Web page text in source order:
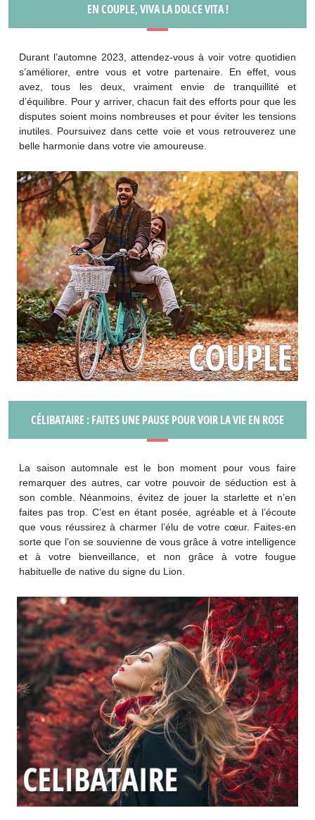
EN COUPLE, VIVA LA DOLCE VITA !
Durant l’automne 2023, attendez-vous à voir votre quotidien
s’améliorer, entre vous et votre partenaire. En effet, vous
avez, tous les deux, vraiment envie de tranquillité et
d’équilibre. Pour y arriver, chacun fait des efforts pour que les
disputes soient moins nombreuses et pour éviter les tensions
inutiles. Poursuivez dans cette voie et vous retrouverez une
belle harmonie dans votre vie amoureuse.
CÉLIBATAIRE : FAITES UNE PAUSE POUR VOIR LA VIE EN ROSE
La saison automnale est le bon moment pour vous faire
remarquer des autres, car votre pouvoir de séduction est à
son comble. Néanmoins, évitez de jouer la starlette et n’en
faites pas trop. C’est en étant posée, agréable et à l’écoute
que vous réussirez à charmer l’élu de votre cœur. Faites-en
sorte que l’on se souvienne de vous grâce à votre intelligence
et à votre bienveillance, et non grâce à votre fougue
habituelle de native du signe du Lion.